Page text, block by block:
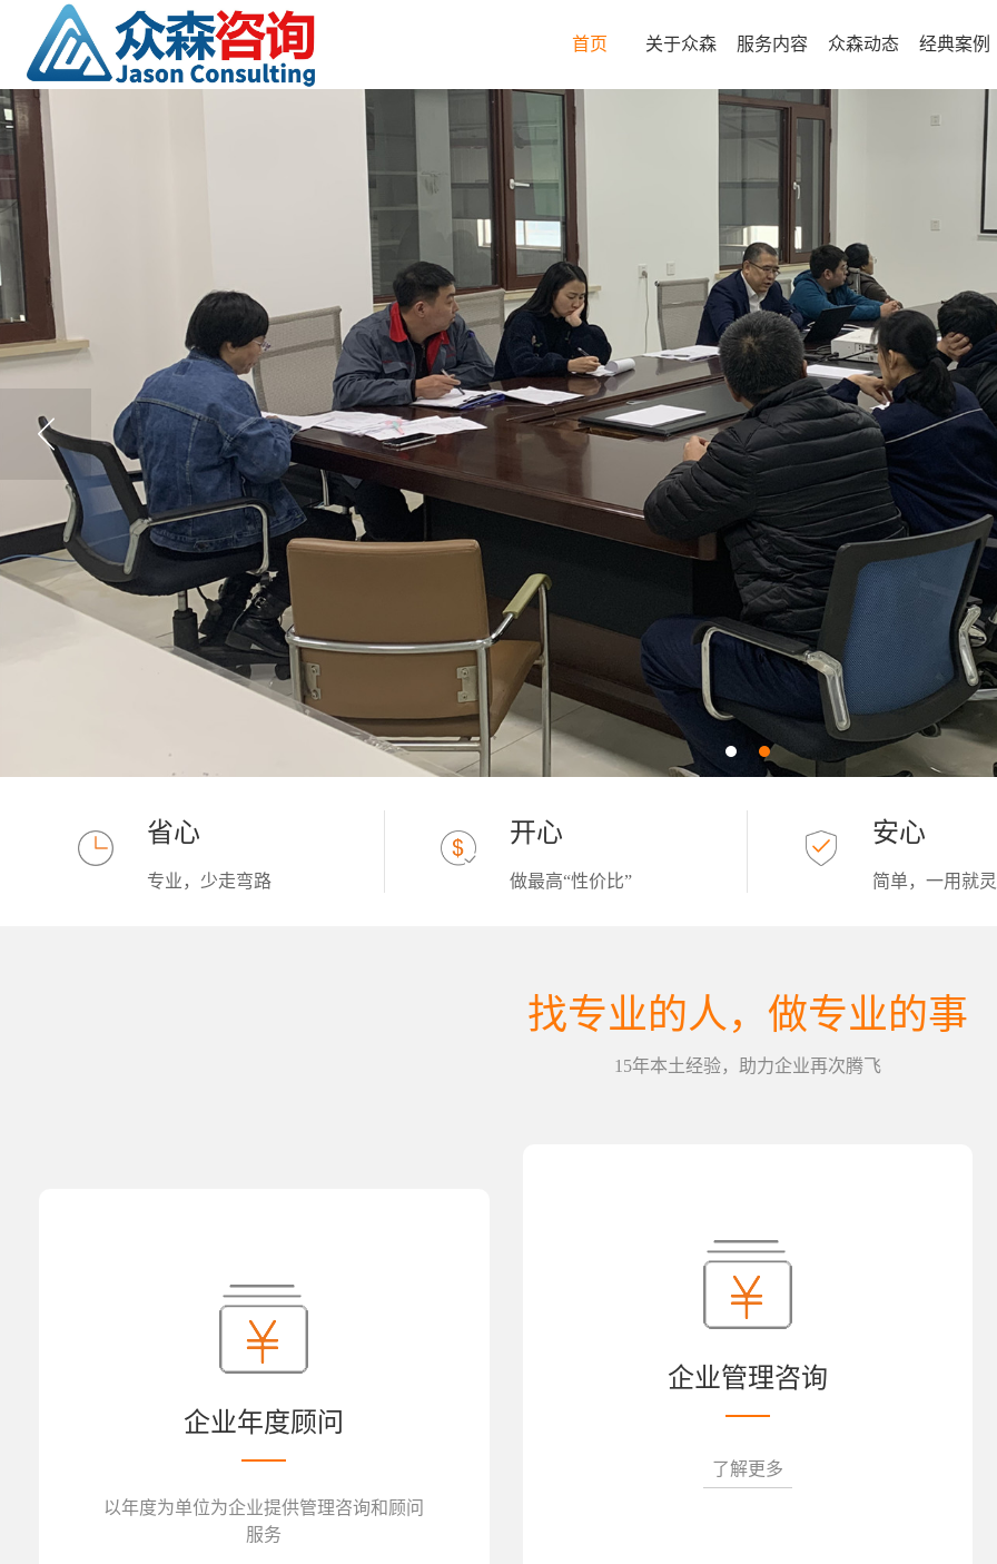
首页 关于众森 服务内容 众森动态 经典案例
省心
专业，少走弯路
开心
做最高“性价比”
安心
简单，一用就灵
找专业的人，做专业的事
15年本土经验，助力企业再次腾飞
企业年度顾问
以年度为单位为企业提供管理咨询和顾问
服务
企业管理咨询
了解更多